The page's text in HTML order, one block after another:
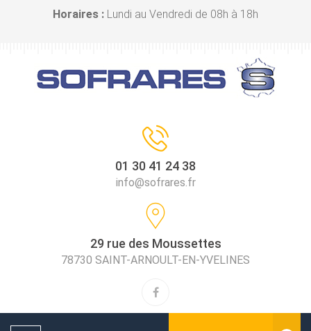
Horaires : Lundi au Vendredi de 08h à 18h
01 30 41 24 38
info@sofrares.fr
29 rue des Moussettes
78730 SAINT-ARNOULT-EN-YVELINES